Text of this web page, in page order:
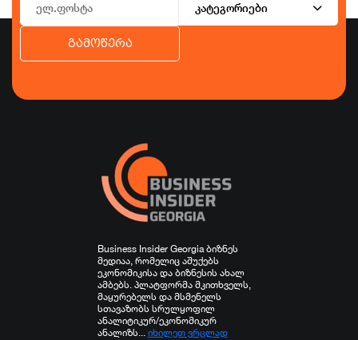
კატეგორიები
გამოწერა
Business Insider Georgia ბიზნეს
მედიაა, რომელიც აშუქებს
ეკონომიკისა და ბიზნესის ახალ
ამბებს. პლატფორმა მკითხველს,
მაყურებელს და მსმენელს
სთავაზობს სრულყოფილ
ანალიტიკურ/ეკონომიკურ
ანალიზს... იხილეთ ვრცლად